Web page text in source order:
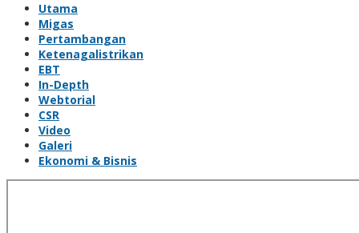
Utama
Migas
Pertambangan
Ketenagalistrikan
EBT
In-Depth
Webtorial
CSR
Video
Galeri
Ekonomi & Bisnis